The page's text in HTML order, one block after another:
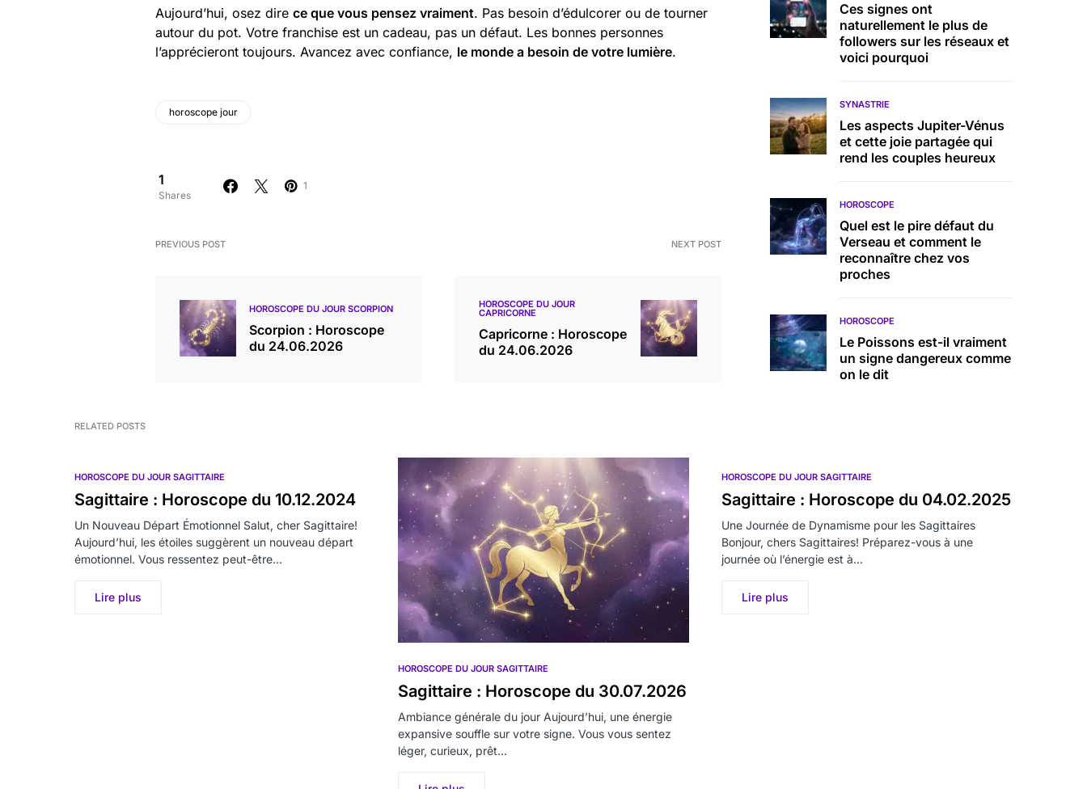
Aujourd’hui, osez dire ce que vous pensez vraiment. Pas besoin d’édulcorer ou de tourner
autour du pot. Votre franchise est un cadeau, pas un défaut. Les bonnes personnes
l’apprécieront toujours. Avancez avec confiance, le monde a besoin de votre lumière.
horoscope jour
1
Shares
1
PREVIOUS POST
HOROSCOPE DU JOUR SCORPION
Scorpion : Horoscope
du 24.06.2026
NEXT POST
HOROSCOPE DU JOUR
CAPRICORNE
Capricorne : Horoscope
du 24.06.2026
Ces signes ont
naturellement le plus de
followers sur les réseaux et
voici pourquoi
SYNASTRIE
Les aspects Jupiter-Vénus
et cette joie partagée qui
rend les couples heureux
HOROSCOPE
Quel est le pire défaut du
Verseau et comment le
reconnaître chez vos
proches
HOROSCOPE
Le Poissons est-il vraiment
un signe dangereux comme
on le dit
RELATED POSTS
HOROSCOPE DU JOUR SAGITTAIRE
Sagittaire : Horoscope du 10.12.2024
Un Nouveau Départ Émotionnel Salut, cher Sagittaire!
Aujourd’hui, les étoiles suggèrent un nouveau départ
émotionnel. Vous ressentez peut-être…
Lire plus
HOROSCOPE DU JOUR SAGITTAIRE
Sagittaire : Horoscope du 30.07.2026
Ambiance générale du jour Aujourd’hui, une énergie
expansive souffle sur votre signe. Vous vous sentez
léger, curieux, prêt…
HOROSCOPE DU JOUR SAGITTAIRE
Sagittaire : Horoscope du 04.02.2025
Une Journée de Dynamisme pour les Sagittaires
Bonjour, chers Sagittaires! Préparez-vous à une
journée où l’énergie est à…
Lire plus